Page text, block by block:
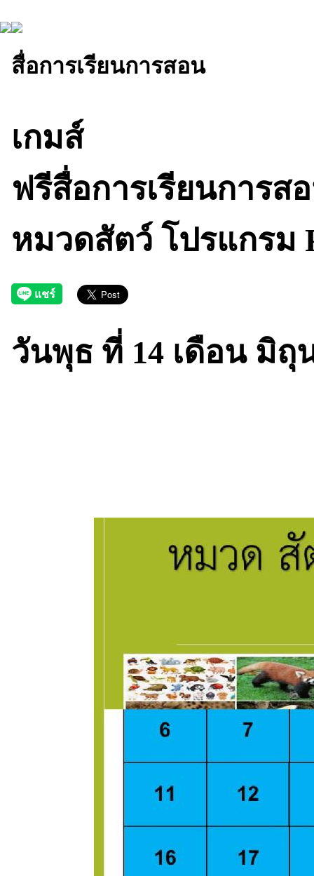
สื่อการเรียนการสอน
เกมส์
ฟรีสื่อการเรียนการส
หมวดสัตว์ โปรแกรม
วันพุธ ที่ 14 เดือน มิถุ